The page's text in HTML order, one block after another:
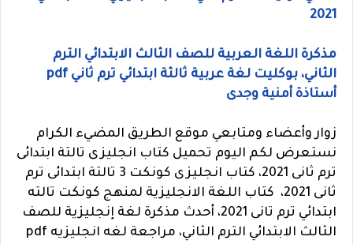
2021
مذكرة اللغة العربية للصف الثالث الابتدائي الترم
الثاني، بوكليت لغة عربية ثالثة ابتدائي ترم ثاني pdf
أستاذة أمنية وجدى
زوار وأعضاء ومتابعي موقع الطريق المضيء الكرام
نستعرض لكم اليوم تحميل كتاب انجليزى تالتة ابتدائى
ترم ثانى 2021، كتاب انجليزى كونكت 3 تالتة ابتدائى ترم
ثانى 2021، كتاب اللغة الانجليزية لمنهج كونكت تالته
ابتدائي ترم تانى 2021، أحدث مذكرة لغة إنجليزية للصف
الثالث الابتدائي الترم الثاني، مراجعة لغه انجليزيه pdf